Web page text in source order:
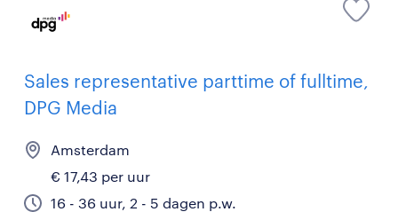
Sales representative parttime of fulltime,
DPG Media
Amsterdam
€ 17,43 per uur
16 - 36 uur, 2 - 5 dagen p.w.